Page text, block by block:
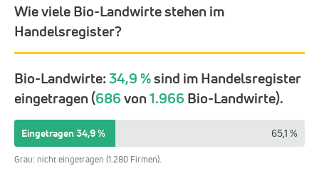
Wie viele Bio-Landwirte stehen im
Handelsregister?
Bio-Landwirte:34,9 %sind im Handelsregister
eingetragen (686von1.966Bio-Landwirte).
Eingetragen 34,9 % 65,1 %
Grau: nicht eingetragen (1.280 Firmen).